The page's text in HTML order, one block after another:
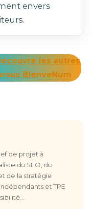
envers
les autres
BienveNum
de projet à
du SEO, du
de la stratégie
et TPE